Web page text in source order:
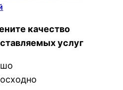
качество
услуг